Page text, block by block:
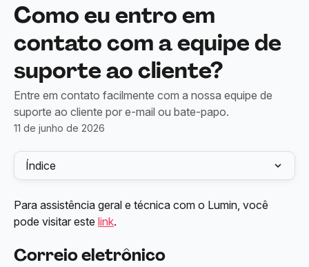
Como eu entro em
contato com a equipe de
suporte ao cliente?
Entre em contato facilmente com a nossa equipe de
suporte ao cliente por e-mail ou bate-papo.
11 de junho de 2026
Índice
Para assistência geral e técnica com o Lumin, você
pode visitar este link.
Correio eletrônico